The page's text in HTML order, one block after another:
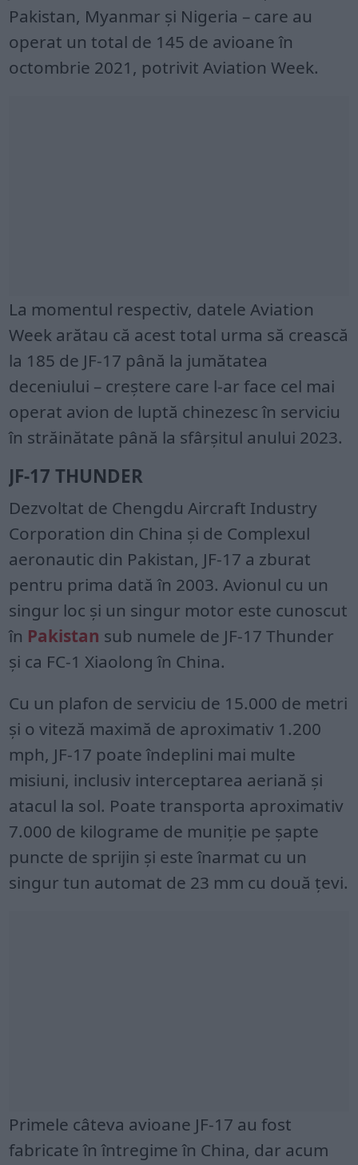
Pakistan, Myanmar și Nigeria – care au
operat un total de 145 de avioane în
octombrie 2021, potrivit Aviation Week.
La momentul respectiv, datele Aviation
Week arătau că acest total urma să crească
la 185 de JF-17 până la jumătatea
deceniului – creștere care l-ar face cel mai
operat avion de luptă chinezesc în serviciu
în străinătate până la sfârșitul anului 2023.
JF-17 THUNDER
Dezvoltat de Chengdu Aircraft Industry
Corporation din China și de Complexul
aeronautic din Pakistan, JF-17 a zburat
pentru prima dată în 2003. Avionul cu un
singur loc și un singur motor este cunoscut
în Pakistan sub numele de JF-17 Thunder
și ca FC-1 Xiaolong în China.
Cu un plafon de serviciu de 15.000 de metri
și o viteză maximă de aproximativ 1.200
mph, JF-17 poate îndeplini mai multe
misiuni, inclusiv interceptarea aeriană și
atacul la sol. Poate transporta aproximativ
7.000 de kilograme de muniție pe șapte
puncte de sprijin și este înarmat cu un
singur tun automat de 23 mm cu două țevi.
Primele câteva avioane JF-17 au fost
fabricate în întregime în China, dar acum